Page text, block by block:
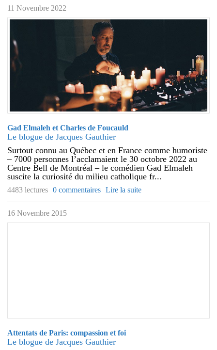
11 Novembre 2022
Gad Elmaleh et Charles de Foucauld
Le blogue de Jacques Gauthier
Surtout connu au Québec et en France comme humoriste
– 7000 personnes l’acclamaient le 30 octobre 2022 au
Centre Bell de Montréal – le comédien Gad Elmaleh
suscite la curiosité du milieu catholique fr...
4483 lectures 0 commentaires Lire la suite
16 Novembre 2015
Attentats de Paris: compassion et foi
Le blogue de Jacques Gauthier